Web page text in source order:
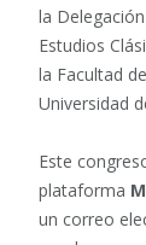
la
Estudios
la Facultad
Universidad
Este
plataforma
un correo